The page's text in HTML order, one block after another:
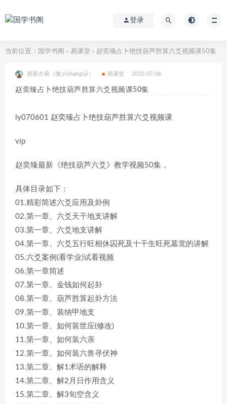
登录
当前位置： 国学书阁 > 易课堂 > 赵奕臻占卜绝技葫芦胜算六爻视频课50集
易善古籍（微:yishanguji） 易课堂 2025-07-06
赵奕臻占卜绝技葫芦胜算六爻视频课50集
ly070601 赵奕臻占卜绝技葫芦胜算六爻视频课
vip
赵奕臻最新《绝技葫芦六爻》教学视频50集，
具体目录如下：
01.精彩简述六爻应用及卦例
02.第一章、六爻天干地支讲解
03.第一章、六爻地支讲解
04.第一章、六爻五行旺相休囚死及十干生旺死墓觉的讲解
05.六爻案例(看学业)试看视频
06.第一章简述
07.第一章、金钱如何起卦
08.第一章、葫芦胜算起卦方法
09.第一章、装纳甲地支
10.第一章、如何装世应(修改)
11.第一章、如何装六亲
12.第一章、如何装六兽寻伏神
13.第二章、解1术语的解释
14.第二章、解2月日作用含义
15.第二章、解3旬空含义